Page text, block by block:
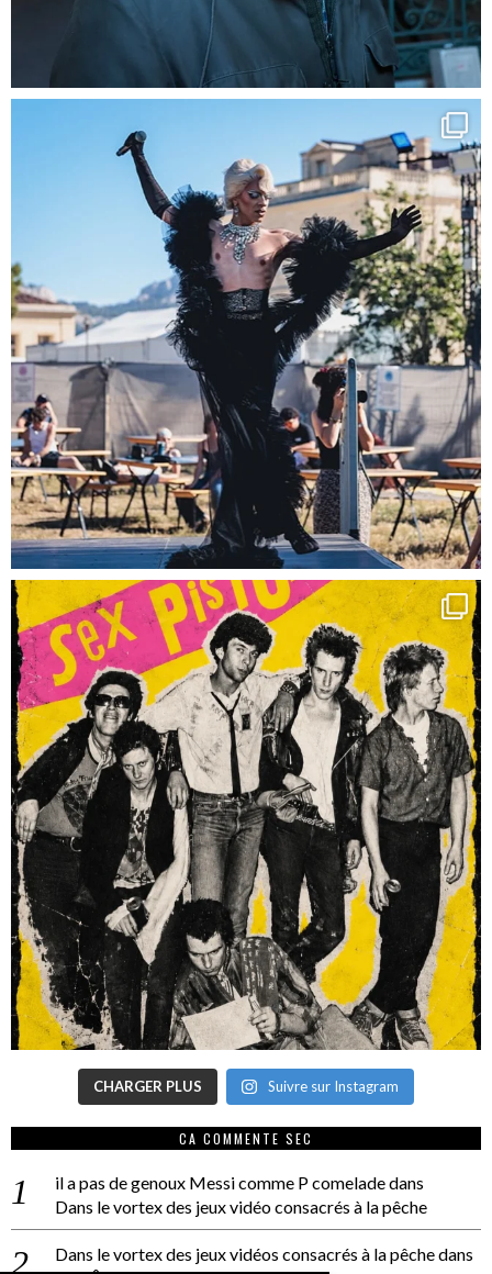
CHARGER PLUS Suivre sur Instagram
CA COMMENTE SEC
il a pas de genoux Messi comme P comeladedans
Dans le vortex des jeux vidéo consacrés à la pêche
Dans le vortex des jeux vidéos consacrés à la pêchedans